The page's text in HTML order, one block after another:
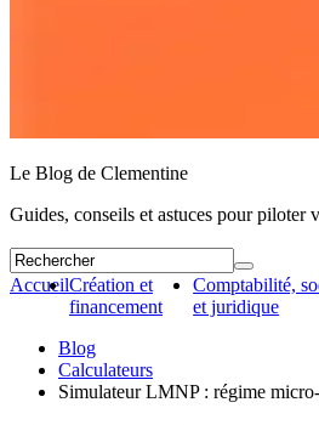
Le Blog de Clementine
Guides, conseils et astuces pour piloter
AccueilCréation et
financement
Comptabilité,
et juridique
Blog
Calculateurs
Simulateur LMNP : régime